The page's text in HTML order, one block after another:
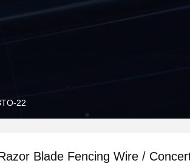
22
Blade Fencing Wire /